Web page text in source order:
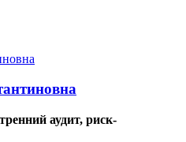
аудит, риск-